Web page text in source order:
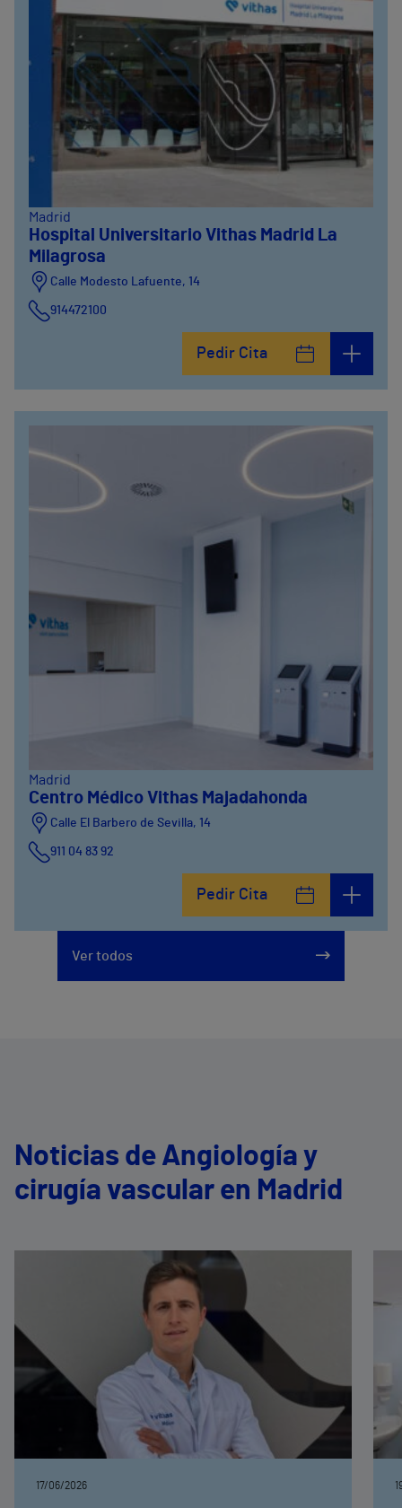
Madrid
Hospital Universitario Vithas Madrid La
Milagrosa
Calle Modesto Lafuente, 14
914472100
Pedir Cita
Madrid
Centro Médico Vithas Majadahonda
Calle El Barbero de Sevilla, 14
911 04 83 92
Pedir Cita
Ver todos
Noticias de Angiología y
cirugía vascular en Madrid
17/06/2026